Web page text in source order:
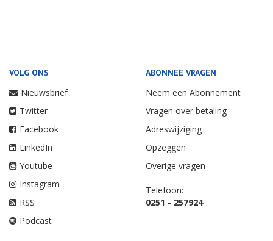
VOLG ONS
Nieuwsbrief
Twitter
Facebook
LinkedIn
Youtube
Instagram
RSS
Podcast
ABONNEE VRAGEN
Neem een Abonnement
Vragen over betaling
Adreswijziging
Opzeggen
Overige vragen
Telefoon:
0251 - 257924